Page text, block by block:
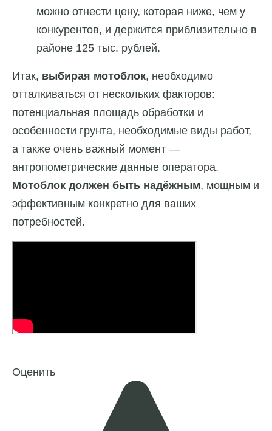
можно отнести цену, которая ниже, чем у
конкурентов, и держится приблизительно в
районе 125 тыс. рублей.
Итак, выбирая мотоблок, необходимо
отталкиваться от нескольких факторов:
потенциальная площадь обработки и
особенности грунта, необходимые виды работ,
а также очень важный момент —
антропометрические данные оператора.
Мотоблок должен быть надёжным, мощным и
эффективным конкретно для ваших
потребностей.
Оценить